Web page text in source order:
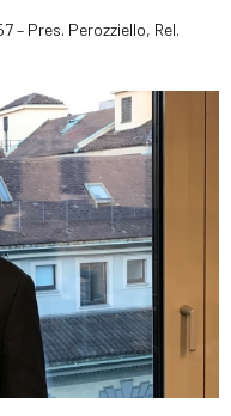
– Pres. Perozziello, Rel.